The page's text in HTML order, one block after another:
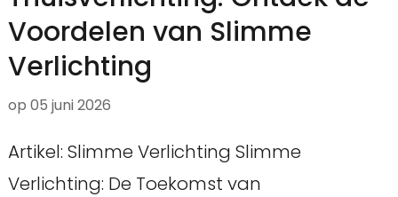
Voordelen van Slimme
Verlichting
op 05 juni 2026
Artikel: Slimme Verlichting Slimme
Verlichting: De Toekomst van